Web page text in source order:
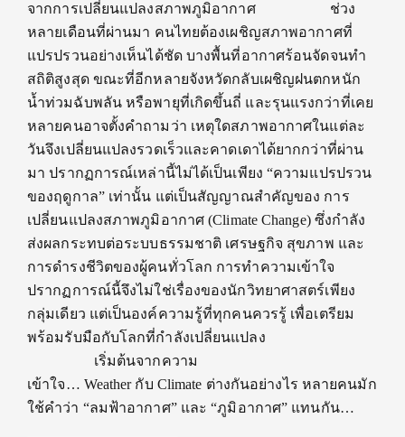
จากการเปลี่ยนแปลงสภาพภูมิอากาศ ช่วง
หลายเดือนที่ผ่านมา คนไทยต้องเผชิญสภาพอากาศที่
แปรปรวนอย่างเห็นได้ชัด บางพื้นที่อากาศร้อนจัดจนทำ
สถิติสูงสุด ขณะที่อีกหลายจังหวัดกลับเผชิญฝนตกหนัก
น้ำท่วมฉับพลัน หรือพายุที่เกิดขึ้นถี่ และรุนแรงกว่าที่เคย
หลายคนอาจตั้งคำถามว่า เหตุใดสภาพอากาศในแต่ละ
วันจึงเปลี่ยนแปลงรวดเร็วและคาดเดาได้ยากกว่าที่ผ่าน
มา ปรากฏการณ์เหล่านี้ไม่ได้เป็นเพียง “ความแปรปรวน
ของฤดูกาล” เท่านั้น แต่เป็นสัญญาณสำคัญของ การ
เปลี่ยนแปลงสภาพภูมิอากาศ (Climate Change) ซึ่งกำลัง
ส่งผลกระทบต่อระบบธรรมชาติ เศรษฐกิจ สุขภาพ และ
การดำรงชีวิตของผู้คนทั่วโลก การทำความเข้าใจ
ปรากฏการณ์นี้จึงไม่ใช่เรื่องของนักวิทยาศาสตร์เพียง
กลุ่มเดียว แต่เป็นองค์ความรู้ที่ทุกคนควรรู้ เพื่อเตรียม
พร้อมรับมือกับโลกที่กำลังเปลี่ยนแปลง
เริ่มต้นจากความ
เข้าใจ… Weather กับ Climate ต่างกันอย่างไร หลายคนมัก
ใช้คำว่า “ลมฟ้าอากาศ” และ “ภูมิอากาศ” แทนกัน…